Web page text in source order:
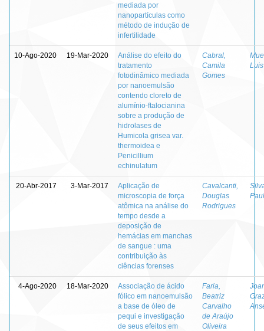
mediada por
nanopartículas como
método de indução de
infertilidade
10-Ago-2020 19-Mar-2020
Análise do efeito do
tratamento
fotodinâmico mediada
por nanoemulsão
contendo cloreto de
alumínio-ftalocianina
sobre a produção de
hidrolases de
Humicola grisea var.
thermoidea e
Penicillium
echinulatum
Cabral,
Camila
Gomes
20-Abr-2017 3-Mar-2017
Aplicação de
microscopia de força
atômica na análise do
tempo desde a
deposição de
hemácias em manchas
de sangue : uma
contribuição às
ciências forenses
Cavalcanti,
Douglas
Rodrigues
4-Ago-2020 18-Mar-2020
Associação de ácido
fólico em nanoemulsão
a base de óleo de
pequi e investigação
de seus efeitos em
Faria,
Beatriz
Carvalho
de Araújo
Oliveira